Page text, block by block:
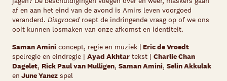
af en aan het eind van de avond is Amirs leven voorgoed
veranderd. Disgraced roept de indringende vraag op of we ons
ooit kunnen losmaken van onze afkomst en identiteit.
Saman Amini concept, regie en muziek | Eric de Vroedt
spelregie en eindregie | Ayad Akhtar tekst | Charlie Chan
Dagelet, Rick Paul van Mulligen, Saman Amini, Selin Akkulak
en June Yanez spel